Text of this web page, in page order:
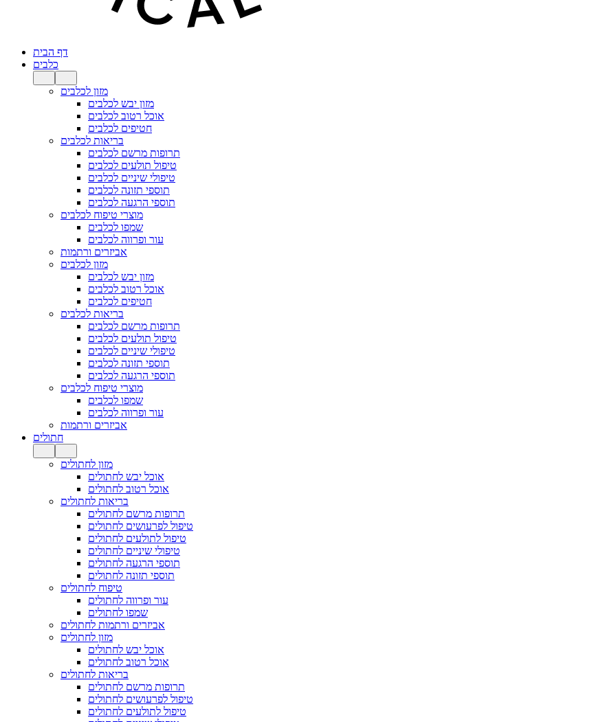
דף הבית
כלבים
מזון לכלבים
מזון יבש לכלבים
אוכל רטוב לכלבים
חטיפים לכלבים
בריאות לכלבים
תרופות מרשם לכלבים
טיפול תולעים לכלבים
טיפולי שיניים לכלבים
תוספי תזונה לכלבים
תוספי הרגעה לכלבים
מוצרי טיפוח לכלבים
שמפו לכלבים
עור ופרווה לכלבים
אביזרים ורתמות
מזון לכלבים
מזון יבש לכלבים
אוכל רטוב לכלבים
חטיפים לכלבים
בריאות לכלבים
תרופות מרשם לכלבים
טיפול תולעים לכלבים
טיפולי שיניים לכלבים
תוספי תזונה לכלבים
תוספי הרגעה לכלבים
מוצרי טיפוח לכלבים
שמפו לכלבים
עור ופרווה לכלבים
אביזרים ורתמות
חתולים
מזון לחתולים
אוכל יבש לחתולים
אוכל רטוב לחתולים
בריאות לחתולים
תרופות מרשם לחתולים
טיפול לפרעושים לחתולים
טיפול לתולעים לחתולים
טיפולי שיניים לחתולים
תוספי הרגעה לחתולים
תוספי תזונה לחתולים
טיפוח לחתולים
עור ופרווה לחתולים
שמפו לחתולים
אביזרים ורתמות לחתולים
מזון לחתולים
אוכל יבש לחתולים
אוכל רטוב לחתולים
בריאות לחתולים
תרופות מרשם לחתולים
טיפול לפרעושים לחתולים
טיפול לתולעים לחתולים